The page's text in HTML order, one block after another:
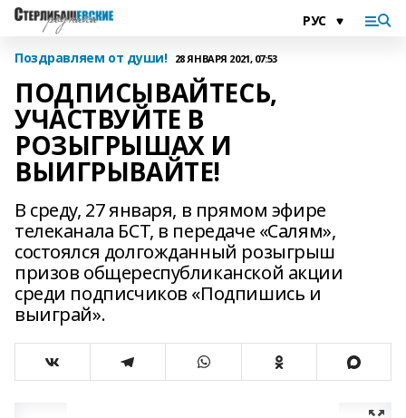
Поздравляем от души! 28 ЯНВАРЯ 2021, 07:53
ПОДПИСЫВАЙТЕСЬ,
УЧАСТВУЙТЕ В
РОЗЫГРЫШАХ И
ВЫИГРЫВАЙТЕ!
В среду, 27 января, в прямом эфире
телеканала БСТ, в передаче «Салям»,
состоялся долгожданный розыгрыш
призов общереспубликанской акции
среди подписчиков «Подпишись и
выиграй».